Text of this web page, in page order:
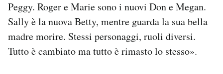
Peggy. Roger e Marie sono i nuovi Don e Megan.
Sally è la nuova Betty, mentre guarda la sua bella
madre morire. Stessi personaggi, ruoli diversi.
Tutto è cambiato ma tutto è rimasto lo stesso».